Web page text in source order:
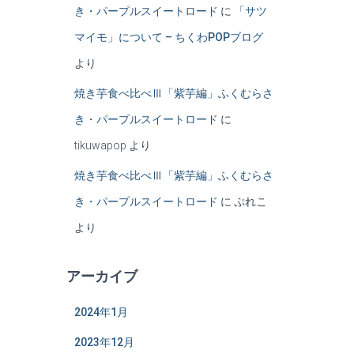
き・パープルスイートロード に 「サツ
マイモ」について – ちくわPOPブログ
より
焼き芋食べ比べⅢ「紫芋編」ふくむらさ
き・パープルスイートロード に
tikuwapop より
焼き芋食べ比べⅢ「紫芋編」ふくむらさ
き・パープルスイートロード に ぷれこ
より
アーカイブ
2024年1月
2023年12月